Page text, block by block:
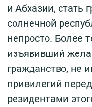
и Абхазии, стать
солнечной
непросто. Более
изъявивший
гражданство, не
привилегий
резидентами